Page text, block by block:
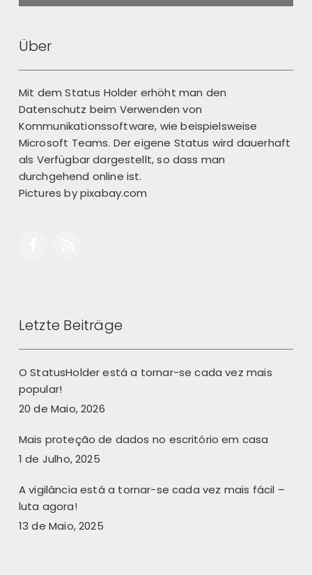
Über
Mit dem Status Holder erhöht man den
Datenschutz beim Verwenden von
Kommunikationssoftware, wie beispielsweise
Microsoft Teams. Der eigene Status wird dauerhaft
als Verfügbar dargestellt, so dass man
durchgehend online ist.
Pictures bypixabay.com
Letzte Beiträge
O StatusHolder está a tornar-se cada vez mais
popular!
20 de Maio, 2026
Mais proteção de dados no escritório em casa
1 de Julho, 2025
A vigilância está a tornar-se cada vez mais fácil –
luta agora!
13 de Maio, 2025